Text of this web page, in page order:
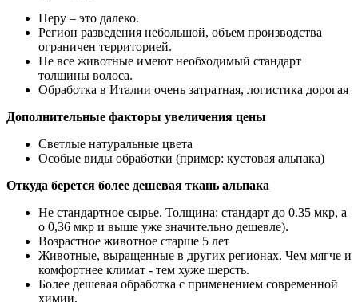
Перу – это далеко.
Регион разведения небольшой, объем производства
ограничен территорией.
Не все животные имеют необходимый стандарт
толщины волоса.
Обработка в Италии очень затратная, логистика дорогая
Дополнительные факторы увеличения цены
Светлые натуральные цвета
Особые виды обработки (пример: кустовая альпака)
Откуда берется более дешевая ткань альпака
Не стандартное сырье. Толщина: стандарт до 0.35 мкр, а
о 0,36 мкр и выше уже значительно дешевле).
Возрастное животное старше 5 лет
Животные, выращенные в других регионах. Чем мягче и
комфортнее климат - тем хуже шерсть.
Более дешевая обработка с применением современной
химии.